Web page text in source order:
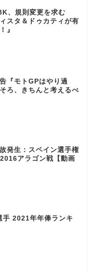
、規則変更を求む
ィスタ＆ドゥカティが有
』
『モトGPはやり過
ろ、きちんと考えるべ
発生：スペイン選手権
2016アラゴン戦【動画
手 2021年年俸ランキ